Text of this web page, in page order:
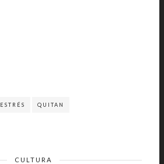
ESTRÉS QUITAN
CULTURA